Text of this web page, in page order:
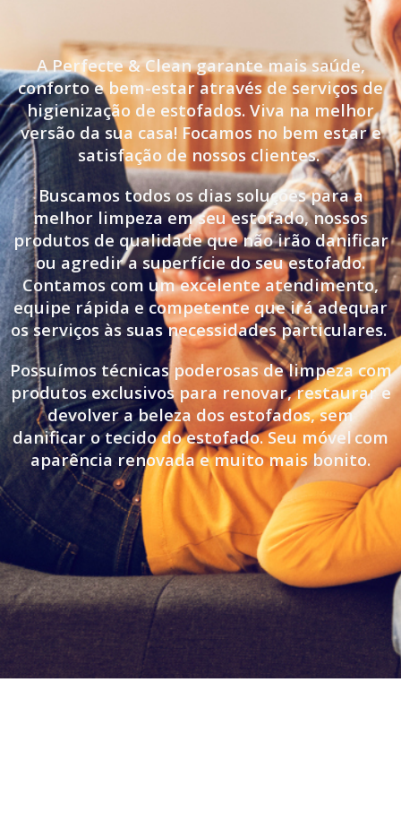
A Perfecte & Clean garante mais saúde,
conforto e bem-estar através de serviços de
higienização de estofados. Viva na melhor
versão da sua casa! Focamos no bem estar e
satisfação de nossos clientes.
Buscamos todos os dias soluções para a
melhor limpeza em seu estofado, nossos
produtos de qualidade que não irão danificar
ou agredir a superfície do seu estofado.
Contamos com um excelente atendimento,
equipe rápida e competente que irá adequar
os serviços às suas necessidades particulares.
Possuímos técnicas poderosas de limpeza com
produtos exclusivos para renovar, restaurar e
devolver a beleza dos estofados, sem
danificar o tecido do estofado. Seu móvelcom
aparência renovada e muito mais bonito.